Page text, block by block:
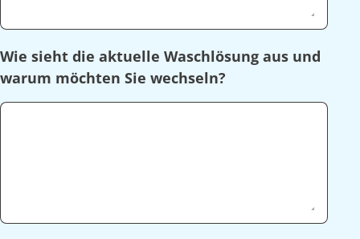
Wie sieht die aktuelle Waschlösung aus und
warum möchten Sie wechseln?